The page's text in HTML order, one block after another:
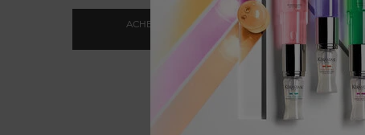
ACHETER LA ROUTINE
187,00 $
GLOSS ABSOLU : RECHARGE 500ML +